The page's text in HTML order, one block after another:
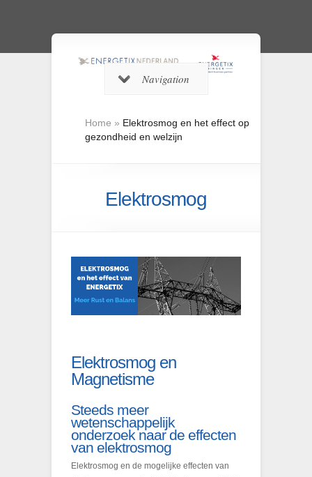
Navigation
Home » Elektrosmog en het effect op
gezondheid en welzijn
Elektrosmog
Elektrosmog en
Magnetisme
Steeds meer
wetenschappelijk
onderzoek naar de effecten
van elektrosmog
Elektrosmog en de mogelijke effecten van